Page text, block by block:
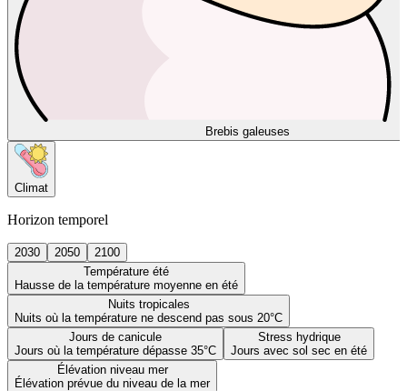
Brebis galeuses
Climat
Horizon temporel
2030 2050
2100
Température été
Hausse de la température moyenne en été
Nuits tropicales
Nuits où la température ne descend pas sous 20°C
Jours de canicule
Jours où la température dépasse 35°C
Stress hydrique
Jours avec sol sec en été
Élévation niveau mer
Élévation prévue du niveau de la mer